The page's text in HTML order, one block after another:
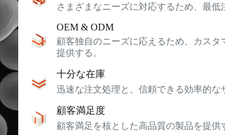
さまざまなニーズに対応するため、最低
OEM & ODM
顧客独自のニーズに応えるため、カス
提供する。
十分な在庫
迅速な注文処理と、信頼できる効率的な
顧客満足度
顧客満足を核とした高品質の製品を提供